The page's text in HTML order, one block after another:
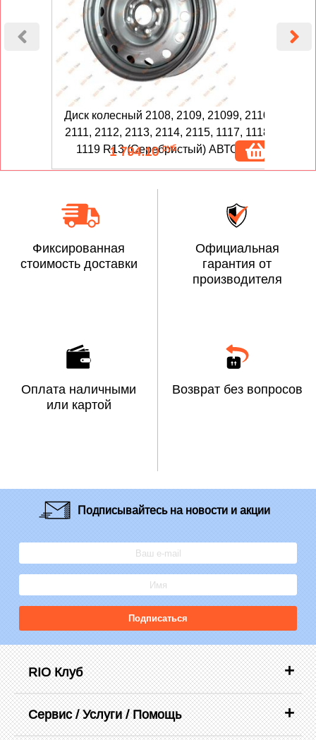
Диск колесный 2108, 2109, 21099, 2110,
2111, 2112, 2113, 2114, 2115, 1117, 1118,
1119 R13 (Серебристый) АВТОВАЗ
1 794.10руб.
Фиксированная
стоимость доставки
Официальная
гарантия от
производителя
Оплата наличными
или картой
Возврат без вопросов
Подписывайтесьна новости и акции
Подписаться
RIO Клуб
Сервис / Услуги / Помощь